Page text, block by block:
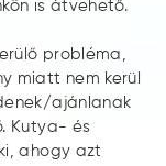
is átvehető.
probléma,
miatt nem kerül
ajánlanak
Kutya- és
ahogy azt